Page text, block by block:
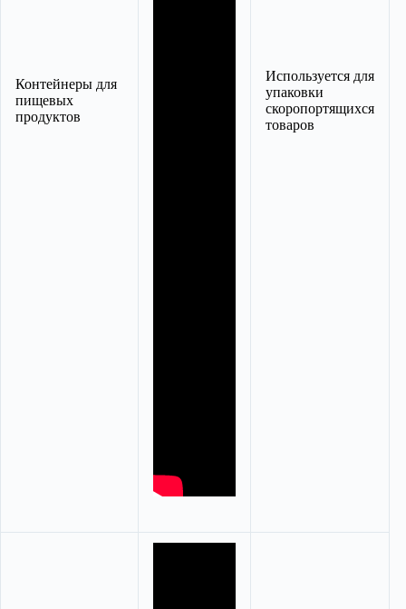
Контейнеры для
пищевых
продуктов
Используется для
упаковки
скоропортящихся
товаров